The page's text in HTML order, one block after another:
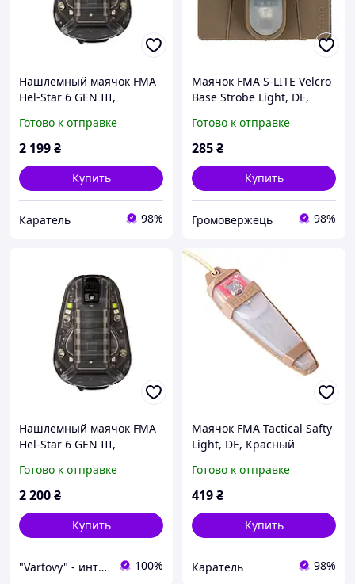
Нашлемный маячок FMA
Hel-Star 6 GEN III,
Инфракрасный
Готово к отправке
2 199₴
Купить
Каратель 98%
Маячок FMA S-LITE Velcro
Base Strobe Light, DE,
Готово к отправке
285₴
Купить
Громовержець 98%
Нашлемный маячок FMA
Hel-Star 6 GEN III,
Инфракрасный
Готово к отправке
2 200₴
Купить
"Vartovy" - интернет-магазин 100%
Маячок FMA Tactical Safty
Light, DE, Красный
Готово к отправке
419₴
Купить
Каратель 98%